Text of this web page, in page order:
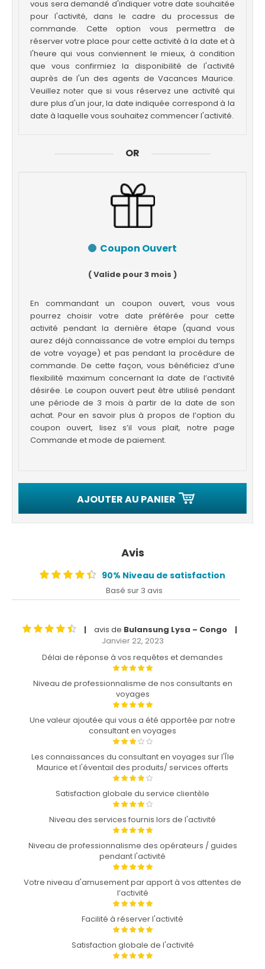
vous sera demandé d'indiquer votre date souhaitée
pour l'activité, dans le cadre du processus de
commande. Cette option vous permettra de
réserver votre place pour cette activité à la date et à
l'heure qui vous conviennent le mieux, à condition
que vous confirmiez la disponibilité de l'activité
auprès de l'un des agents de Vacances Maurice.
Veuillez noter que si vous réservez une activité qui
dure plus d'un jour, la date indiquée correspond à la
date à laquelle vous souhaitez commencer l'activité.
OR
Coupon Ouvert
( Valide pour 3 mois )
En commandant un coupon ouvert, vous vous
pourrez choisir votre date préférée pour cette
activité pendant la dernière étape (quand vous
aurez déjà connaissance de votre emploi du temps
de votre voyage) et pas pendant la procédure de
commande. De cette façon, vous bénéficiez d’une
flexibilité maximum concernant la date de l’activité
désirée. Le coupon ouvert peut être utilisé pendant
une période de 3 mois à partir de la date de son
achat. Pour en savoir plus à propos de l’option du
coupon ouvert, lisez s’il vous plait, notre page
Commande et mode de paiement.
AJOUTER AU PANIER
Avis
90% Niveau de satisfaction
Basé sur 3 avis
| avis de Bulansung Lysa – Congo |
Janvier 22, 2023
Délai de réponse à vos requêtes et demandes
Niveau de professionnalisme de nos consultants en
voyages
Une valeur ajoutée qui vous a été apportée par notre
consultant en voyages
Les connaissances du consultant en voyages sur l'Île
Maurice et l'éventail des produits/ services offerts
Satisfaction globale du service clientèle
Niveau des services fournis lors de l'activité
Niveau de professionnalisme des opérateurs / guides
pendant l'activité
Votre niveau d'amusement par apport à vos attentes de
l’activité
Facilité à réserver l'activité
Satisfaction globale de l'activité